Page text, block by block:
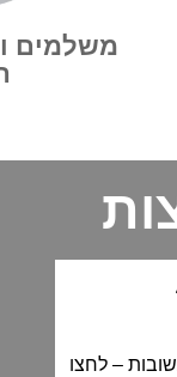
משלמים
– לחצו